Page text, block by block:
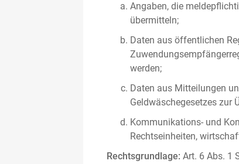
Angaben, die
übermitteln;
Daten aus öffentlichen
werden;
Daten aus Mitteilungen
Geldwäschegesetzes zur
Kommunikations- und
Rechtseinheiten,
Rechtsgrundlage: Art. 6 Abs. 1